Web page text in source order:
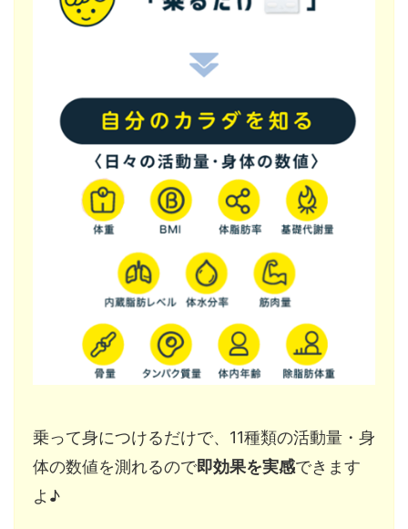
乗って身につけるだけで、11種類の活動量・身
体の数値を測れるので即効果を実感できます
よ♪